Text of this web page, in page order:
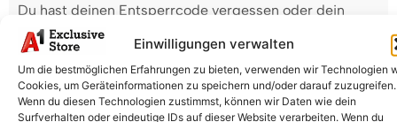
Einwilligungen verwalten
Um die bestmöglichen Erfahrungen zu bieten, verwenden wir Technologien
Cookies, um Geräteinformationen zu speichern und/oder darauf zuzugreifen.
Wenn du diesen Technologien zustimmst, können wir Daten wie dein
Surfverhalten oder eindeutige IDs auf dieser Website verarbeiten. Wenn du
Du hast deinen Entsperrcode vergessen oder dein
Smartphone startet nicht richtig? Wir setzen es sicher
zurück und bringen es wieder in Ordnung.
Displaytausch (Glas & LCD) € 150
Risse, Kratzer oder ein defektes Display? Wir tauschen